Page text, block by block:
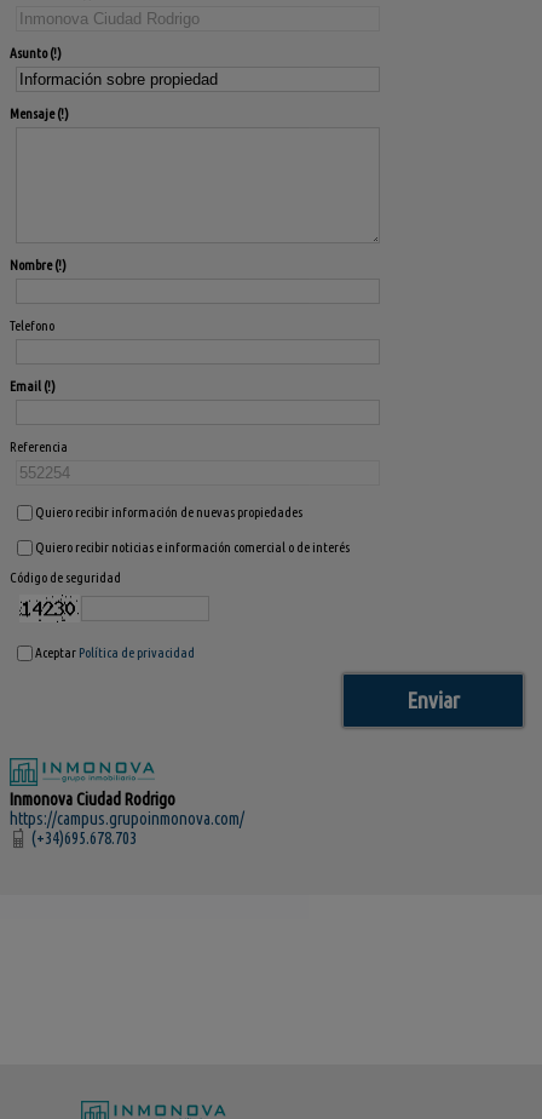
Asunto
Mensaje
Nombre
Telefono
Email
Referencia
Quiero recibir información de nuevas propiedades
Quiero recibir noticias e información comercial o de interés
Código de seguridad
Aceptar Política de privacidad
Inmonova Ciudad Rodrigo
https://campus.grupoinmonova.com/
(+34)695.678.703